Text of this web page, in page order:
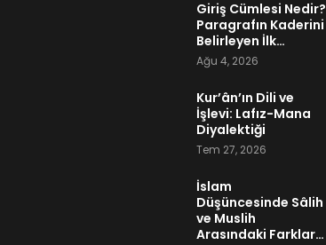
Giriş Cümlesi Nedir?
Paragrafın Kaderini
Belirleyen İlk…
Ağu 4, 2026
Kur’ân’ın Dili ve
İşlevi: Lafız-Mana
Diyalektiği
Tem 27, 2026
İslam
Düşüncesinde Sâlih
ve Muslih
Arasındaki Farklar…